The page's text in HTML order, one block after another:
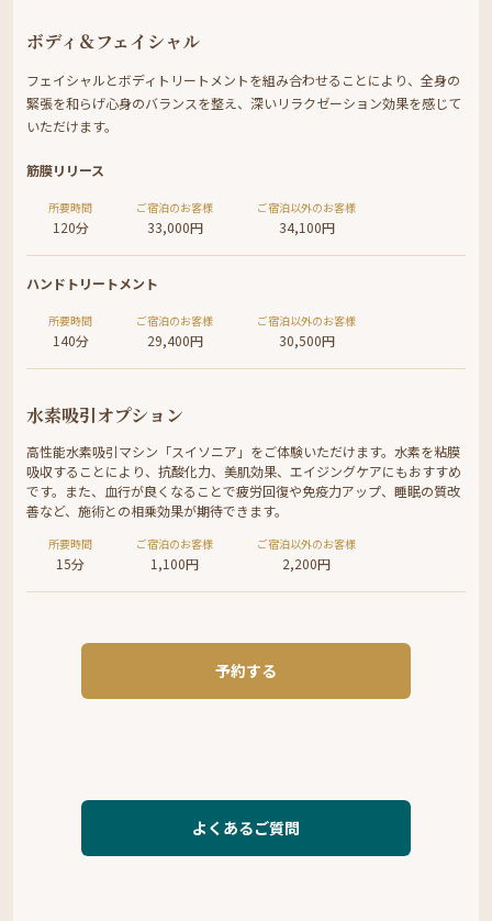
ボディ＆フェイシャル
フェイシャルとボディトリートメントを組み合わせることにより、全身の
緊張を和らげ心身のバランスを整え、深いリラクゼーション効果を感じて
いただけます。
筋膜リリース
所要時間
120分
ご宿泊のお客様
33,000円
ご宿泊以外のお客様
34,100円
ハンドトリートメント
所要時間
140分
ご宿泊のお客様
29,400円
ご宿泊以外のお客様
30,500円
水素吸引オプション
高性能水素吸引マシン「スイソニア」をご体験いただけます。水素を粘膜
吸収することにより、抗酸化力、美肌効果、エイジングケアにもおすすめ
です。また、血行が良くなることで疲労回復や免疫力アップ、睡眠の質改
善など、施術との相乗効果が期待できます。
所要時間
15分
ご宿泊のお客様
1,100円
ご宿泊以外のお客様
2,200円
予約する
よくあるご質問